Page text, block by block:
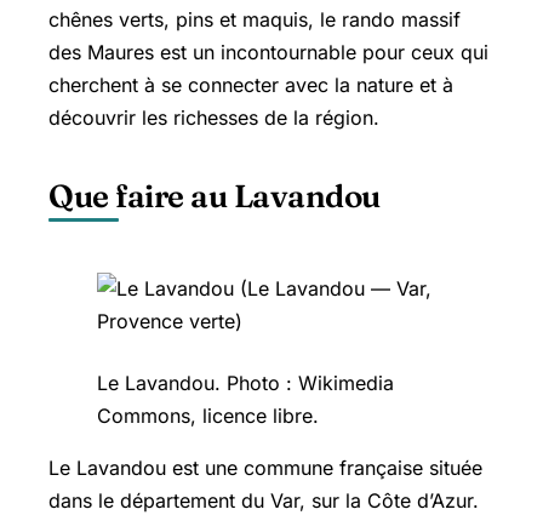
chênes verts, pins et maquis, le rando massif
des Maures est un incontournable pour ceux qui
cherchent à se connecter avec la nature et à
découvrir les richesses de la région.
Que faire au Lavandou
Le Lavandou. Photo : Wikimedia
Commons, licence libre.
Le Lavandou est une commune française située
dans le département du Var, sur la Côte d’Azur.